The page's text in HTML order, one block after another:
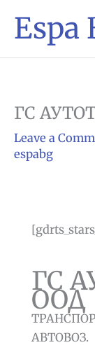
Espa
ГС
Leave a
espabg
ГС
ООД
АВТОВОЗ.